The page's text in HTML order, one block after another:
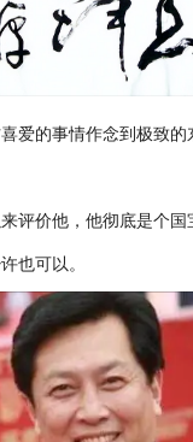
爱的事情作念到极致的
评价他，他彻底是个国
也可以。